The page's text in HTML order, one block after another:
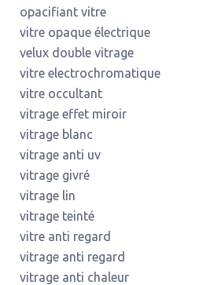
opacifiant vitre
vitre opaque électrique
velux double vitrage
vitre electrochromatique
vitre occultant
vitrage effet miroir
vitrage blanc
vitrage anti uv
vitrage givré
vitrage lin
vitrage teinté
vitre anti regard
vitrage anti regard
vitrage anti chaleur